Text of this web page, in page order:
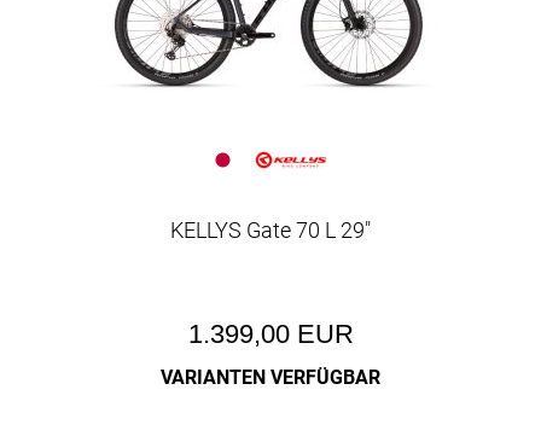
KELLYS Gate 70 L 29"
1.399,00 EUR
VARIANTEN VERFÜGBAR